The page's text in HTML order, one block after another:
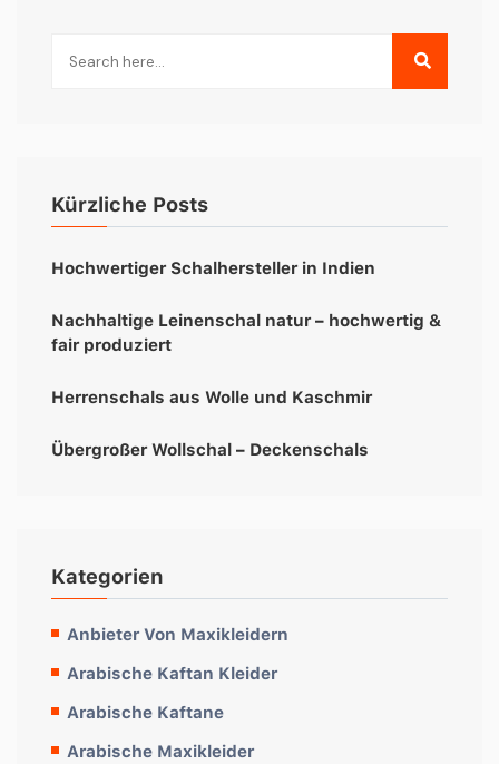
Kürzliche Posts
Hochwertiger Schalhersteller in Indien
Nachhaltige Leinenschal natur – hochwertig &
fair produziert
Herrenschals aus Wolle und Kaschmir
Übergroßer Wollschal – Deckenschals
Kategorien
Anbieter Von Maxikleidern
Arabische Kaftan Kleider
Arabische Kaftane
Arabische Maxikleider